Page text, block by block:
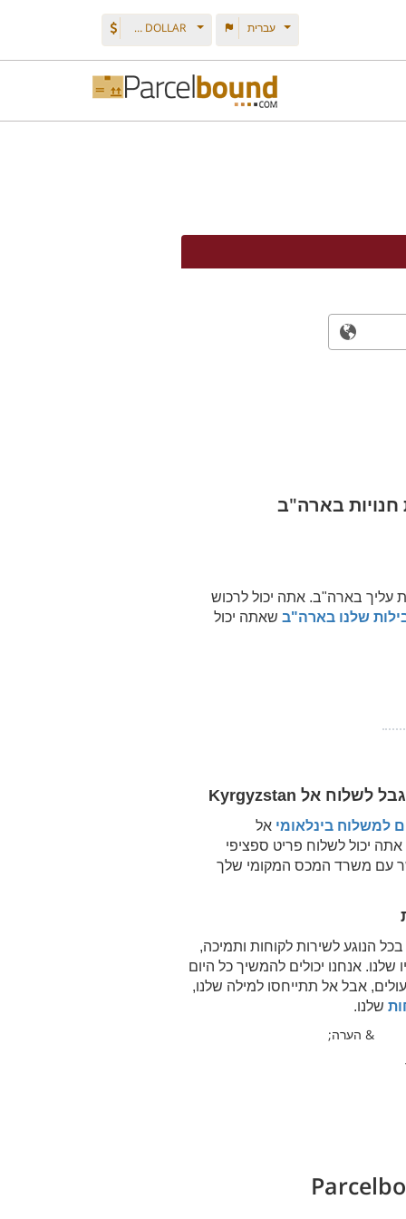
עברית U.S. DOLLAR
עליך בארה"ב. אתה יכול לרכוש
שלנו בארה"ב שאתה יכול
Kyrgyzstan
למשלוח בינלאומי אל
יכול לשלוח פריט ספציפי
עם משרד המכס המקומי שלך
הנוגע לשירות לקוחות ותמיכה,
שלנו. אנחנו יכולים להמשיך כל היום
אבל אל תתייחסו למילה שלנו,
שלנו.
& הערה;